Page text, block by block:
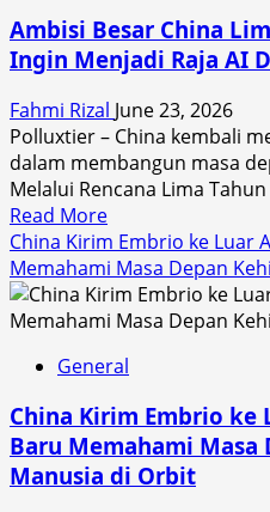
ASEAN,
Peringatkan
Tenggara
agar
Tidak
Menjadi
“Corong”
Amerika
Serikat
Ambisi Besar China
Ingin Menjadi Raja AI
Fahmi Rizal June 23, 2026
Polluxtier – China kembali
dalam membangun masa
Melalui Rencana Lima Tahun
Read MoreRead
more
about
Ambisi
Besar
Lima
ke
Depan,
Ingin
China Kirim Embrio ke Luar
Memahami Masa Depan
General
China Kirim Embrio ke
Baru Memahami Masa
Manusia di Orbit